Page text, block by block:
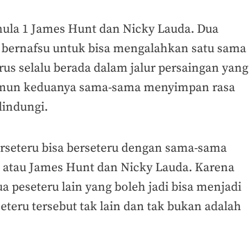
1 James Hunt dan Nicky Lauda. Dua
untuk bisa mengalahkan satu sama
selalu berada dalam jalur persaingan yang
keduanya sama-sama menyimpan rasa
bisa berseteru dengan sama-sama
James Hunt dan Nicky Lauda. Karena
peseteru lain yang boleh jadi bisa menjadi
tersebut tak lain dan tak bukan adalah